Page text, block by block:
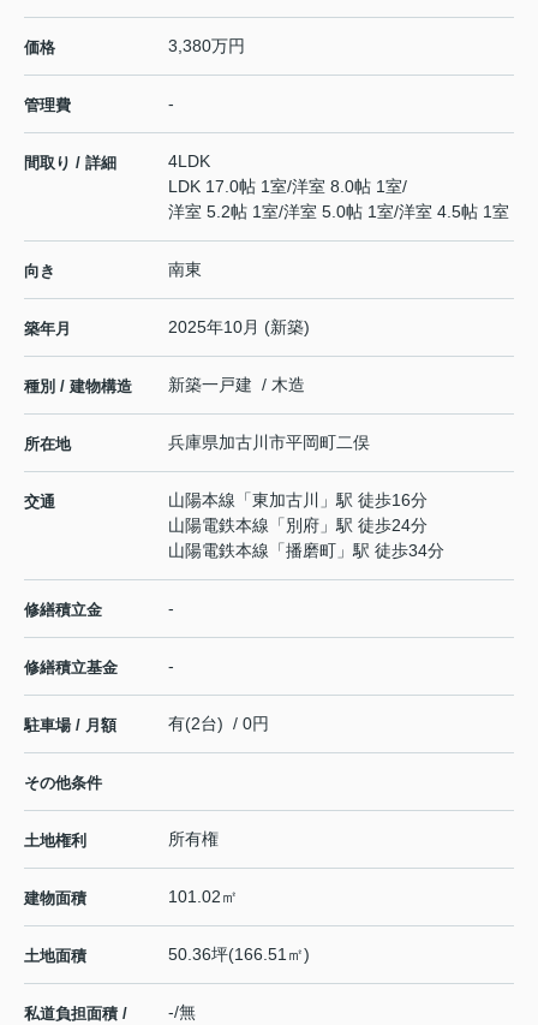
価格 3,380万円
管理費 -
間取り / 詳細
4LDK
LDK 17.0帖 1室/洋室 8.0帖 1室/
洋室 5.2帖 1室/洋室 5.0帖 1室/洋室 4.5帖 1室
向き 南東
築年月 2025年10月 (新築)
種別 / 建物構造 新築一戸建 / 木造
所在地 兵庫県加古川市平岡町二俣
交通 山陽本線 「東加古川
」駅 徒歩16分
山陽電鉄本線 「別府 」駅 徒歩24分
山陽電鉄本線 「播磨町 」駅 徒歩34分
修繕積立金 -
修繕積立基金 -
駐車場 / 月額 有(2台) / 0円
その他条件
土地権利 所有権
建物面積 101.02㎡
土地面積 50.36坪(166.51㎡)
私道負担面積 /
-/無